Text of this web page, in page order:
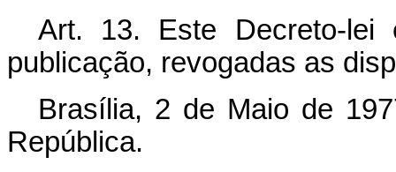
Art. 13. Este Decreto-
publicação, revogadas as
Brasília, 2 de Maio de
República.